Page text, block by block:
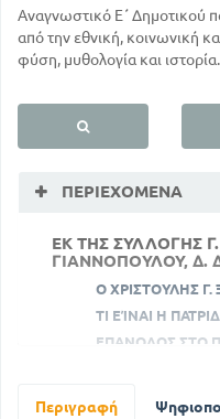
Αναγνωστικό Ε΄ Δημοτικού
από την εθνική, κοινωνική
φύση, μυθολογία και ιστορία.
ΠΕΡΙΕΧΌΜΕΝΑ
ΕΚ ΤΗΣ ΣΥΛΛΟΓΗΣ
ΓΙΑΝΝΟΠΟΥΛΟΥ, Δ.
Ο ΧΡΙΣΤΟΥΛΗΣ
ΤΙ ΕΊΝΑΙ Η
ΕΠΑΝΟΔΟΣ ΣΤΟ
Περιγραφή